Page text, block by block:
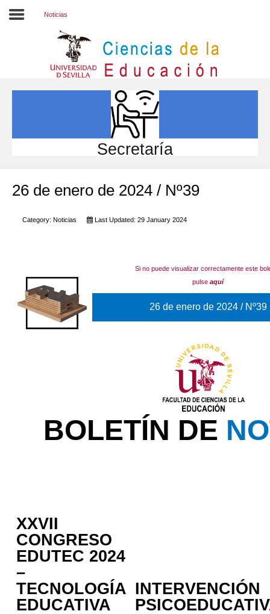
INVESTIGACIÓN
INTERNACIONAL
Directorio FCCE
Noticias
Secretaría
26 de enero de 2024 / Nº39
Category: Noticias Last Updated: 29 January 2024
Si no puede visualizar correctamente este
pulse aquí
26 de enero de 2024 / Nº39
BOLETÍN DE
XXVII
CONGRESO
EDUTEC 2024
–
TECNOLOGÍA
EDUCATIVA
INTERVENCIÓN